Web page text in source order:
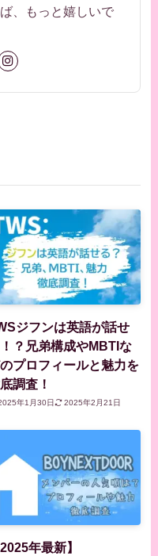
、もっと嬉しいで
ジフンは英語が話せ
？兄弟構成やMBTIな
プロフィールと魅力を
調査！
年1月30日 2025年2月21日
2025年最新】